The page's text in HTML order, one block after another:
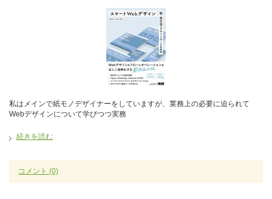
私はメインで紙モノデザイナーをしていますが、業務上の必要に迫られて
Webデザインについて学びつつ実務
続きを読む
コメント (0)